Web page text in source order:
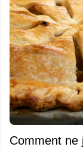
Comment ne